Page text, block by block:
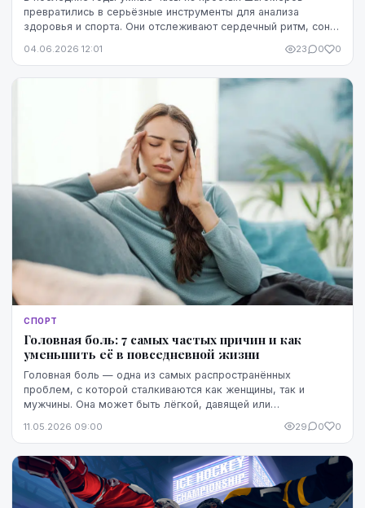
превратились в серьёзные инструменты для анализа
здоровья и спорта. Они отслеживают сердечный ритм, сон,
04.06.2026 12:01 23 0 0
СПОРТ
Головная боль: 7 самых частых причин и как
уменьшить её в повседневной жизни
Головная боль — одна из самых распространённых
проблем, с которой сталкиваются как женщины, так и
мужчины. Она может быть лёгкой, давящей или
влия...
11.05.2026 09:00 29 0 0